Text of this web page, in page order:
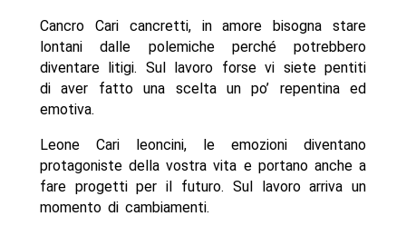
Cancro Cari cancretti, in amore bisogna stare
lontani dalle polemiche perché potrebbero
diventare litigi. Sul lavoro forse vi siete pentiti
di aver fatto una scelta un po’ repentina ed
emotiva.
Leone Cari leoncini, le emozioni diventano
protagoniste della vostra vita e portano anche a
fare progetti per il futuro. Sul lavoro arriva un
momento di cambiamenti.